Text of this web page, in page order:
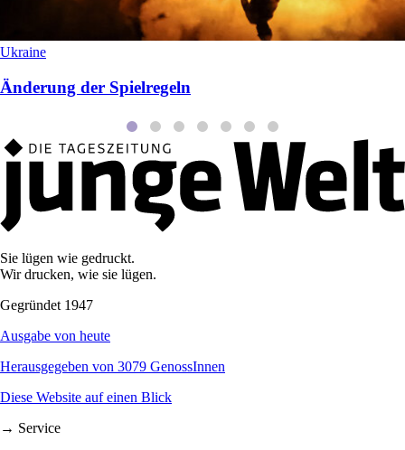
Ukraine
Änderung der Spielregeln
Sie lügen wie gedruckt.
Wir drucken, wie sie lügen.
Gegründet 1947
Ausgabe von heute
Herausgegeben von 3079 GenossInnen
Diese Website auf einen Blick
→ Service